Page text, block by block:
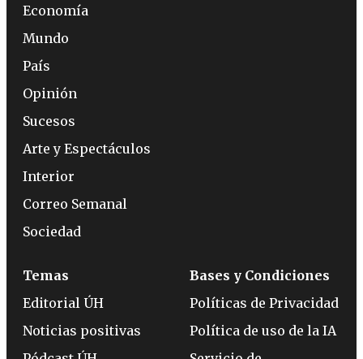
Economía
Mundo
País
Opinión
Sucesos
Arte y Espectáculos
Interior
Correo Semanal
Sociedad
Temas
Editorial ÚH
Noticias positivas
Bases y Condiciones
Políticas de Privacidad
Política de uso de la IA